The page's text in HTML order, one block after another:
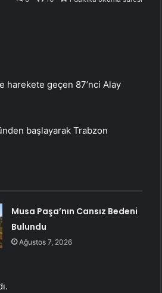
harekete geçen 87’nci Alay
başlayarak Trabzon
Musa Paşa’nın Cansız Bedeni
Bulundu
Ağustos 7, 2026